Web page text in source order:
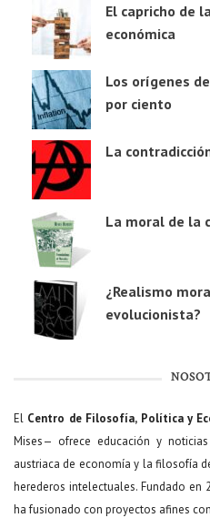
El capricho de
económica
Los orígenes
por ciento
La
La moral de la
¿Realismo
evolucionista?
El Centro de Filosofía, Política y
Mises— ofrece educación y
austriaca de economía y la filosofía
herederos intelectuales. Fundado en
ha fusionado con proyectos afines